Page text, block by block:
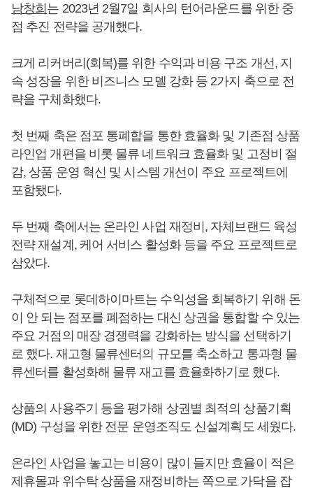
남창희는 2023년 2월7일 회사의 턴어라운드를 위한 중
점 추진 전략을 공개했다.
크게 리커버리(회복)를 위한 수익과 비용 구조 개선, 지
속 성장을 위한 비즈니스 모델 강화 등 2가지 축으로 전
략을 구체화했다.
첫 번째 축은 점포 통폐합을 통한 효율화 및 기존점 상품
라인업 개편을 비롯 물류 네트워크 효율화 및 고정비 절
감, 상품 운영 혁신 및 시스템 개선이 주요 프로젝트에
포함됐다.
두 번째 축에서는 온라인 사업 재정비, 자체브랜드 육성
전략 재설계, 케어 서비스 활성화 등을 주요 프로젝트로
삼았다.
구체적으로 롯데하이마트는 수익성을 회복하기 위해 돈
이 안 되는 점포를 폐점하는 대신 상권을 통합할 수 있는
주요 거점의 매장 경쟁력을 강화하는 방식을 선택하기
로 했다. 재고형 물류센터의 규모를 축소하고 통과형 물
류센터를 활성화해 물류 재고를 효율화하기로 했다.
상품의 사용주기 등을 평가해 상권별 최적의 상품기획
(MD) 구성을 위한 전문 운영조직도 신설계획도 세웠다.
온라인 사업을 놓고는 비용이 많이 들지만 효율이 적은
제휴몰과 위수탁 상품을 재정비하는 쪽으로 가닥을 잡